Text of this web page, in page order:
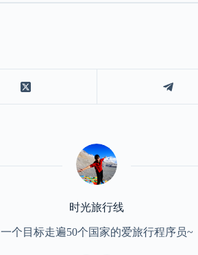
时光旅行线
一个目标走遍50个国家的爱旅行程序员~